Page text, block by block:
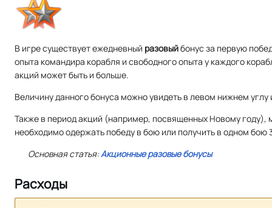
В игре существует ежедневный разовыйбонус за первую
опыта командира корабля и свободного опыта у каждого
акций может быть и больше.
Величину данного бонуса можно увидеть в левом нижнем углу
Также в период акций (например, посвященных Новому году),
необходимо одержать победу в бою или получить в одном бою
Основная статья:Акционные разовые бонусы
Расходы